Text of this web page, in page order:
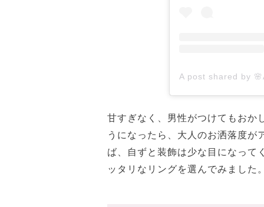
甘すぎなく、男性がつけてもおか
うになったら、大人のお洒落度が
ば、自ずと装飾は少な目になって
ッタリなリングを選んでみました